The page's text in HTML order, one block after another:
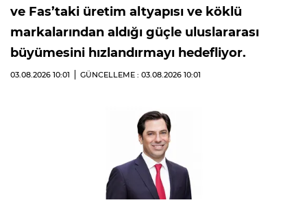
ve Fas’taki üretim altyapısı ve köklü
markalarından aldığı güçle uluslararası
büyümesini hızlandırmayı hedefliyor.
03.08.2026 10:01 GÜNCELLEME : 03.08.2026 10:01